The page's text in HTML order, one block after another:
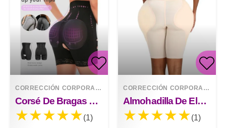
CORRECCIÓN CORPORAL RELLENOS
Corsé De Bragas A Tope Falso Acolchado
(1)
CORRECCIÓN CORPORAL
Almohadilla De Elevación De Cadera Regordeta, Pantalones Moldeadores De Glúteos
(1)